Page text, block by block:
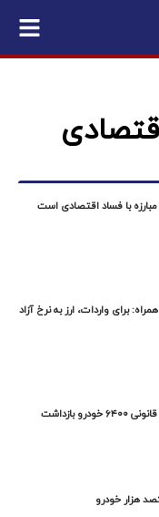
با فساد اقتصادی است
برای واردات، ارز به نرخ آزاد
عوامل واردات غیر قانونی ۶۴۰۰ خودرو بازداشت
هزار خودرو